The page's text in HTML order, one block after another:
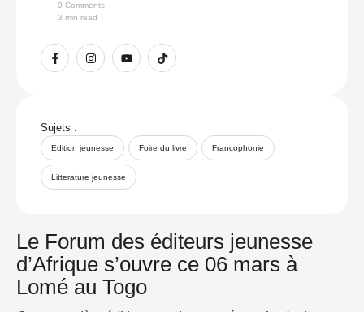
0 Comments
3 min read
Sujets :
Édition jeunesse Foire du livre Francophonie
Litterature jeunesse
Le Forum des éditeurs jeunesse
d’Afrique s’ouvre ce 06 mars à
Lomé au Togo